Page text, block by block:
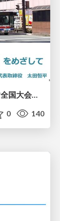
第12回人と環境にやさしい交通をめざす全国大会／熊本都市圏「車1割削減、渋滞半減、公共交通2倍」をめざして
0 140